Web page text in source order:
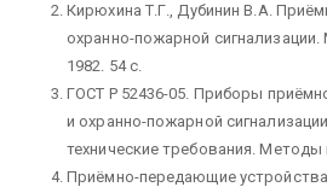
Кирюхина Т.Г., Дубинин В.А.
охранно-пожарной
1982. 54 с.
ГОСТ Р 52436-05. Приборы
и охранно-пожарной
технические требования. Методы
Приёмно-передающие